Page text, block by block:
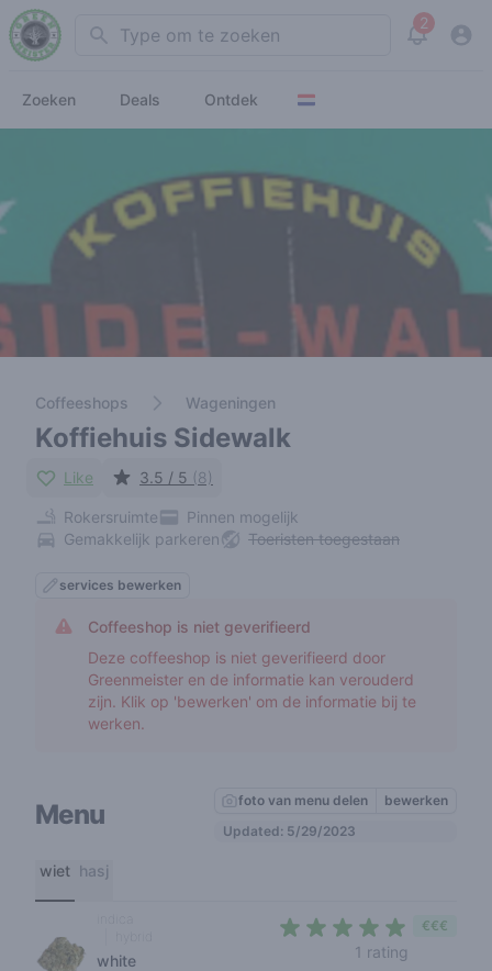
Search 2
View
Zoeken Deals Ontdek
Coffeeshops Wageningen
Koffiehuis Sidewalk
Like 3.5 / 5 (8)
Rokersruimte
Pinnen mogelijk
Gemakkelijk parkeren
Toeristen toegestaan
services bewerken
Coffeeshop is niet geverifieerd
Deze coffeeshop is niet geverifieerd door
Greenmeister en de informatie kan verouderd
zijn. Klik op 'bewerken' om de informatie bij te
werken.
Menu foto van menu delen
bewerken
Updated: 5/29/2023
wiet hasj
white
1 rating
€€€